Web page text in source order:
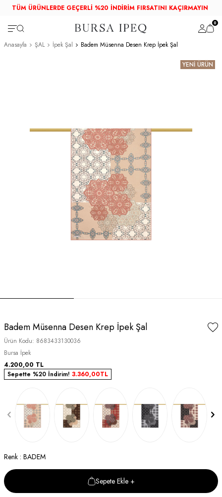
TÜM ÜRÜNLERDE GEÇERLİ %20 İNDİRİM FIRSATINI KAÇIRMAYIN
0
Anasayfa ŞAL İpek Şal Badem Müsenna Desen Krep İpek Şal
YENİ ÜRÜN
Badem Müsenna Desen Krep İpek Şal
Ürün Kodu: 8683433130036
Bursa İpek
4.200,00 TL
Sepette %20 İndirim! 3.360,00TL
Renk : BADEM
Sepete Ekle +